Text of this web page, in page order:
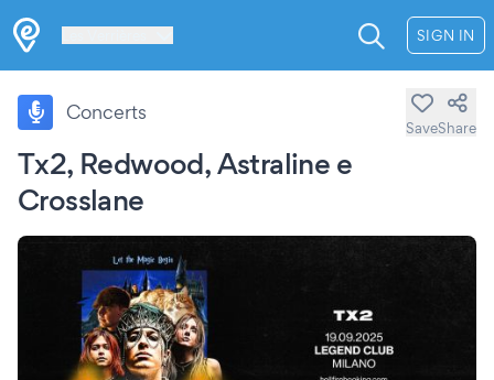
SIGN IN
Tx2, Redwood, Astraline e
Crosslane
Concerts
SaveShare